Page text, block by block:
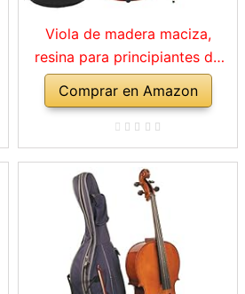
Viola de madera maciza,
resina para principiantes de
viola para instrumentos
musicales para niños y adultos
Comprar en Amazon